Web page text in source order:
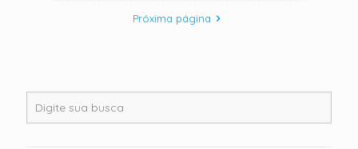
Próxima página